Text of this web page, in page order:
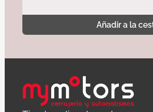
Añadir a la